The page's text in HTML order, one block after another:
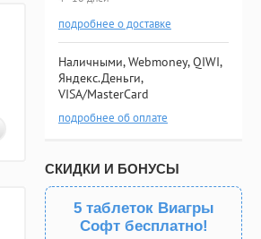
подробнее о доставке
Наличными, Webmoney, QIWI,
Яндекс.Деньги,
VISA/MasterCard
подробнее об оплате
СКИДКИ И БОНУСЫ
5 таблеток Виагры
Софт бесплатно!